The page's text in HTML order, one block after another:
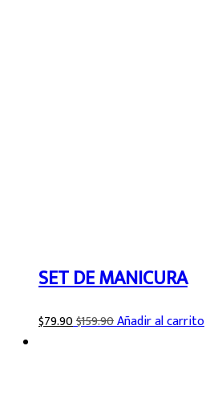
SET DE MANICURA
$79.90$159.90Añadir al carrito